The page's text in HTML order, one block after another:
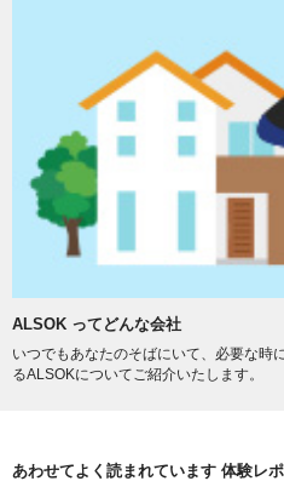
ALSOK ってどんな会社
いつでもあなたのそばにいて、必要な時
るALSOKについてご紹介いたします。
あわせてよく読まれています 体験レ